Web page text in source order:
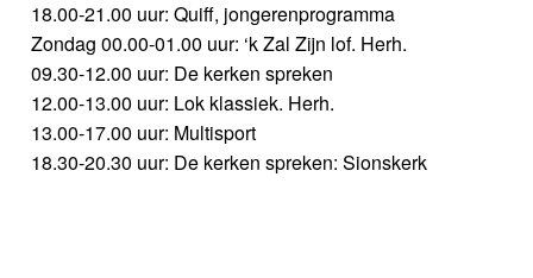
18.00-21.00 uur: Quiff, jongerenprogramma
Zondag 00.00-01.00 uur: ‘k Zal Zijn lof. Herh.
09.30-12.00 uur: De kerken spreken
12.00-13.00 uur: Lok klassiek. Herh.
13.00-17.00 uur: Multisport
18.30-20.30 uur: De kerken spreken: Sionskerk